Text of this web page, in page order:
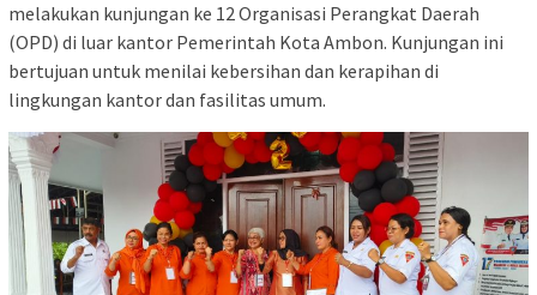
melakukan kunjungan ke 12 Organisasi Perangkat Daerah
(OPD) di luar kantor Pemerintah Kota Ambon. Kunjungan ini
bertujuan untuk menilai kebersihan dan kerapihan di
lingkungan kantor dan fasilitas umum.